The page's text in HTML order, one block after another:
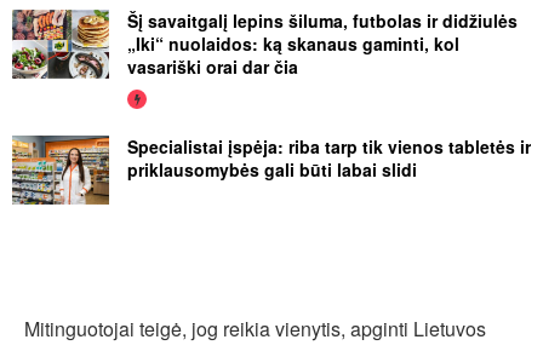
Šį savaitgalį lepins šiluma, futbolas ir didžiulės
„Iki“ nuolaidos: ką skanaus gaminti, kol
vasariški orai dar čia
Specialistai įspėja: riba tarp tik vienos tabletės ir
priklausomybės gali būti labai slidi
Mitinguotojai teigė, jog reikia vienytis, apginti Lietuvos